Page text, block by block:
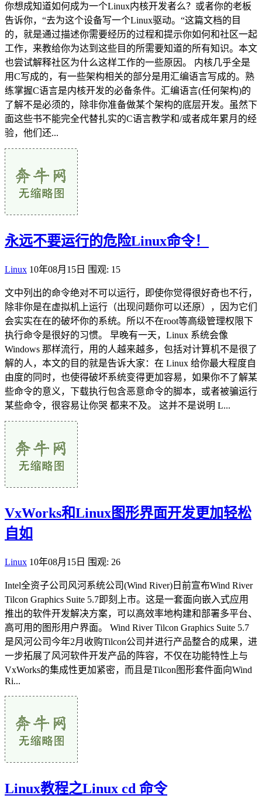
你想成知道如何成为一个Linux内核开发者么？或者你的老板
告诉你，“去为这个设备写一个Linux驱动。“这篇文档的目
的，就是通过描述你需要经历的过程和提示你如何和社区一起
工作，来教给你为达到这些目的所需要知道的所有知识。本文
也尝试解释社区为什么这样工作的一些原因。 内核几乎全是
用C写成的，有一些架构相关的部分是用汇编语言写成的。熟
练掌握C语言是内核开发的必备条件。汇编语言(任何架构)的
了解不是必须的，除非你准备做某个架构的底层开发。虽然下
面这些书不能完全代替扎实的C语言教学和/或者成年累月的经
验，他们还...
永远不要运行的危险Linux命令！
Linux 10年08月15日 围观: 15
文中列出的命令绝对不可以运行，即使你觉得很好奇也不行，
除非你是在虚拟机上运行（出现问题你可以还原），因为它们
会实实在在的破坏你的系统。所以不在root等高级管理权限下
执行命令是很好的习惯。 早晚有一天，Linux 系统会像
Windows 那样流行，用的人越来越多，包括对计算机不是很了
解的人，本文的目的就是告诉大家：在 Linux 给你最大程度自
由度的同时，也使得破坏系统变得更加容易，如果你不了解某
些命令的意义，下载执行包含恶意命令的脚本，或者被骗运行
某些命令，很容易让你哭 都来不及。 这并不是说明 L...
VxWorks和Linux图形界面开发更加轻松
自如
Linux 10年08月15日 围观: 26
Intel全资子公司风河系统公司(Wind River)日前宣布Wind River
Tilcon Graphics Suite 5.7即刻上市。这是一套面向嵌入式应用
推出的软件开发解决方案，可以高效率地构建和部署多平台、
高可用的图形用户界面。 Wind River Tilcon Graphics Suite 5.7
是风河公司今年2月收购Tilcon公司并进行产品整合的成果，进
一步拓展了风河软件开发产品的阵容，不仅在功能特性上与
VxWorks的集成性更加紧密，而且是Tilcon图形套件面向Wind
Ri...
Linux教程之Linux cd 命令